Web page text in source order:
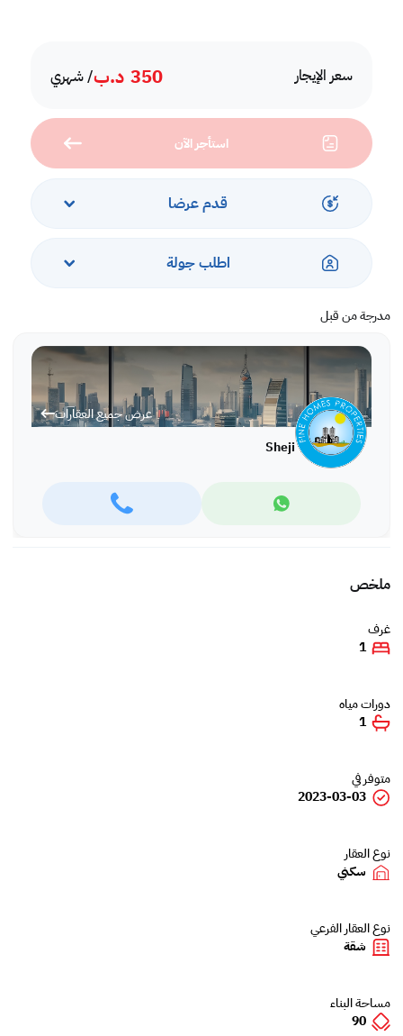
سعر الإيجار 350 د.ب/ شهري
استأجر الآن
قدم عرضا
اطلب جولة
مدرجة من قبل
عرض جميع العقارات
Sheji
ملخص
غرف
1
دورات مياه
1
متوفر في
2023-03-03
نوع العقار
سكني
نوع العقار الفرعي
شقة
مساحة البناء
90